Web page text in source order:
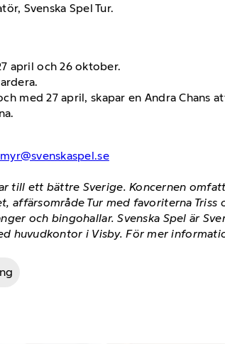
Svenska Spel Tur.
april och 26 oktober.
med 27 april, skapar en Andra Chans
till ett bättre Sverige. Koncernen
affärsområde Tur med favoriterna Triss
och bingohallar. Svenska Spel är
huvudkontor i Visby. För mer